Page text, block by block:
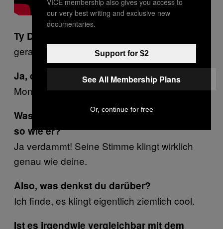
Ty Dolla $ign:
gerappt wird?
Ja, das ist österreichisches Deutsch.
Moment mal, bist das du, der da rappt?
Was? Nein. Das ist Crack Ignaz. Kling ich
so wie er?
Ja verdammt! Seine Stimme klingt wirklich
genau wie deine.
Also, was denkst du darüber?
Ich finde, es klingt eigentlich ziemlich cool.
Ist es irgendwie vergleichbar mit dem
our very best writing and exclusive new
documentaries.
Support for $2
See All Membership Plans
Or, continue for free